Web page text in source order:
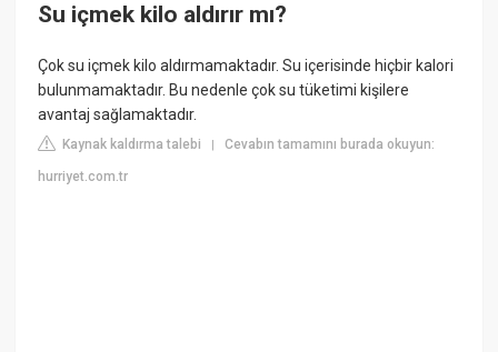
Su içmek kilo aldırır mı?
Çok su içmek kilo aldırmamaktadır. Su içerisinde hiçbir kalori
bulunmamaktadır. Bu nedenle çok su tüketimi kişilere
avantaj sağlamaktadır.
Kaynak kaldırma talebi |Cevabın tamamını burada okuyun:
hurriyet.com.tr